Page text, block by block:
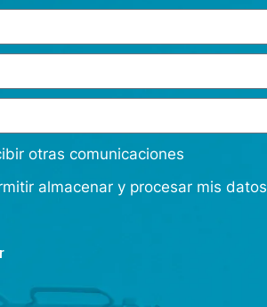
otras comunicaciones
almacenar y procesar mis datos